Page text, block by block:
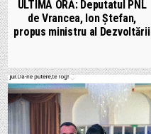
ULTIMA ORĂ: Deputatul PNL
de Vrancea, Ion Ștefan,
propus ministru al Dezvoltării